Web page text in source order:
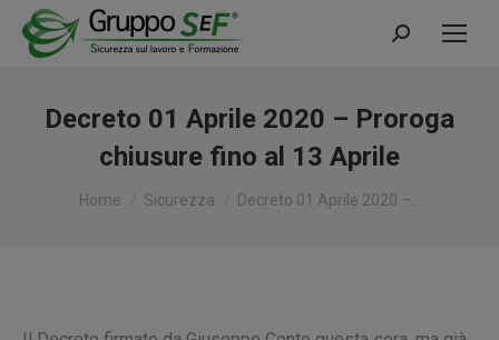
Cerca:
Decreto 01 Aprile 2020 – Proroga
chiusure fino al 13 Aprile
Tu sei qui:
Home Sicurezza Decreto 01 Aprile 2020 –…